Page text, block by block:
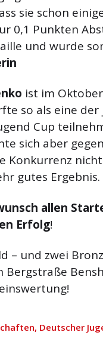
sie schon
0,1 Punkten
und wurde
ist im
so als eine
Cup
sich aber
Konkurrenz
gutes Ergebnis.
allen
Erfolg!
– und zwei
Bergstraße
, Deutscher